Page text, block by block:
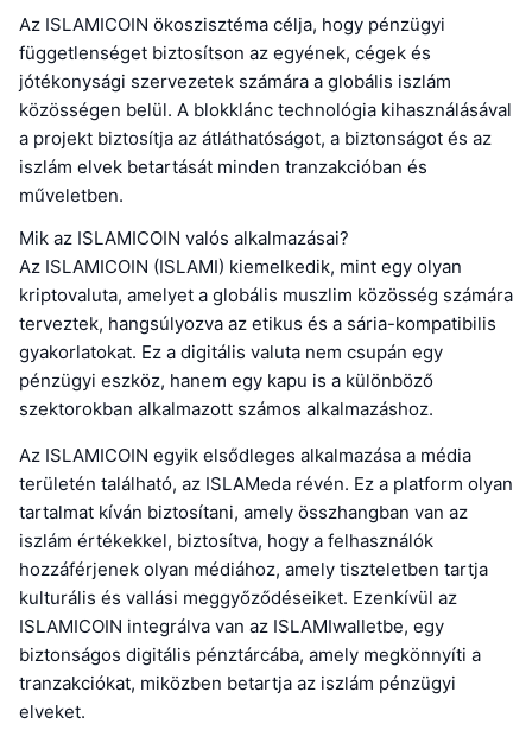
Az ISLAMICOIN ökoszisztéma célja, hogy pénzügyi
függetlenséget biztosítson az egyének, cégek és
jótékonysági szervezetek számára a globális iszlám
közösségen belül. A blokklánc technológia kihasználásával
a projekt biztosítja az átláthatóságot, a biztonságot és az
iszlám elvek betartását minden tranzakcióban és
műveletben.
Mik az ISLAMICOIN valós alkalmazásai?
Az ISLAMICOIN (ISLAMI) kiemelkedik, mint egy olyan
kriptovaluta, amelyet a globális muszlim közösség számára
terveztek, hangsúlyozva az etikus és a sária-kompatibilis
gyakorlatokat. Ez a digitális valuta nem csupán egy
pénzügyi eszköz, hanem egy kapu is a különböző
szektorokban alkalmazott számos alkalmazáshoz.
Az ISLAMICOIN egyik elsődleges alkalmazása a média
területén található, az ISLAMeda révén. Ez a platform olyan
tartalmat kíván biztosítani, amely összhangban van az
iszlám értékekkel, biztosítva, hogy a felhasználók
hozzáférjenek olyan médiához, amely tiszteletben tartja
kulturális és vallási meggyőződéseiket. Ezenkívül az
ISLAMICOIN integrálva van az ISLAMIwalletbe, egy
biztonságos digitális pénztárcába, amely megkönnyíti a
tranzakciókat, miközben betartja az iszlám pénzügyi
elveket.